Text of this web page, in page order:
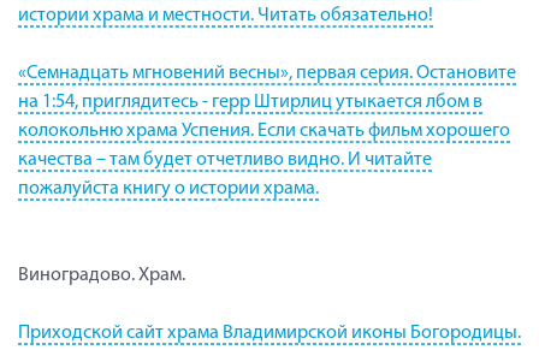
истории храма и местности. Читать обязательно!
«Семнадцать мгновений весны», первая серия. Остановите
на 1:54, приглядитесь - герр Штирлиц утыкается лбом в
колокольню храма Успения. Если скачать фильм хорошего
качества – там будет отчетливо видно. И читайте
пожалуйста книгу о истории храма.
Виноградово. Храм.
Приходской сайт храма Владимирской иконы Богородицы.